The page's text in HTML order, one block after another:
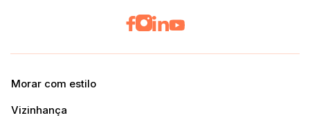
Morar com estilo
Vizinhança